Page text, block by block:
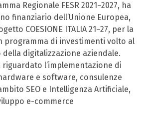
Regionale FESR 2021–2027, ha
finanziario dell’Unione Europea,
COESIONE ITALIA 21–27, per la
programma di investimenti volto al
digitalizzazione aziendale.
riguardato l’implementazione di
e software, consulenze
SEO e Intelligenza Artificiale,
e-commerce